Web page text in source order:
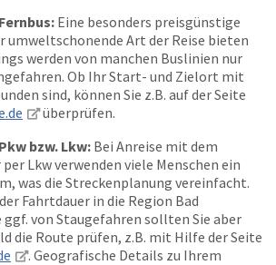
Eine besonders preisgünstige
umweltschonende Art der Reise bieten
werden von manchen Buslinien nur
Ob Ihr Start- und Zielort mit
sind, können Sie z.B. auf der Seite
überprüfen.
bzw. Lkw: Bei Anreise mit dem
Lkw verwenden viele Menschen ein
was die Streckenplanung vereinfacht.
Fahrtdauer in die Region Bad
von Staugefahren sollten Sie aber
die Route prüfen, z.B. mit Hilfe der Seite
. Geografische Details zu Ihrem